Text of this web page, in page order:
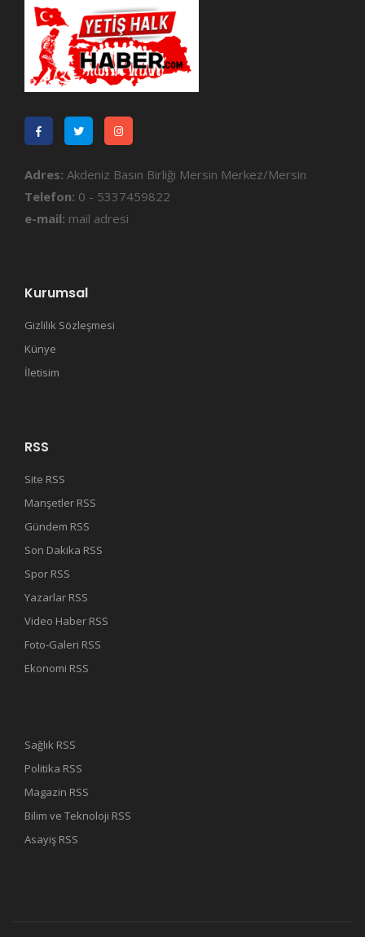
Adres: Akdeniz Basın Birliği Mersin Merkez/Mersin
Telefon: 0 - 5337459822
e-mail: mail adresi
Kurumsal
Gizlilik Sözleşmesi
Künye
İletisim
RSS
Site RSS
Manşetler RSS
Gündem RSS
Son Dakika RSS
Spor RSS
Yazarlar RSS
Video Haber RSS
Foto-Galeri RSS
Ekonomi RSS
Sağlık RSS
Politika RSS
Magazin RSS
Bilim ve Teknoloji RSS
Asayiş RSS